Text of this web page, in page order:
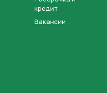
кредит
Вакансии